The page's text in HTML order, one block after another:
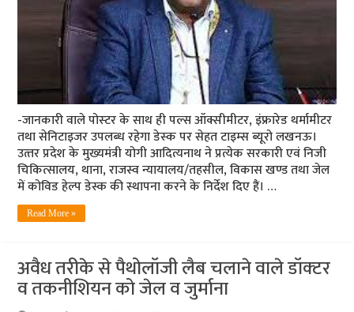
-जानकारी वाले पोस्‍टर के साथ ही पल्स ऑक्सीमीटर, इंफ्रारेड थर्मामीटर
तथा सेनिटाइजर उपलब्‍ध रहेगा डेस्‍क पर सेहत टाइम्‍स ब्‍यूरो लखनऊ।
उत्‍तर प्रदेश के मुख्यमंत्री योगी आदित्यनाथ ने प्रत्येक सरकारी एवं निजी
चिकित्सालय, थाना, राजस्व न्यायालय/तहसील, विकास खण्ड तथा जेल
में कोविड हेल्प डेस्क की स्थापना करने के निर्देश दिए हैं। …
Read More »
अवैध तरीके से पैथोलॉजी लैब चलाने वाले डॉक्‍टर
व तकनीशियन को जेल व जुर्माना